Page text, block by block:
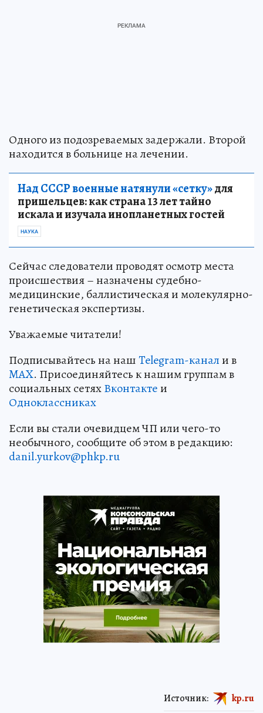
Одного из подозреваемых задержали. Второй
находится в больнице на лечении.
Над СССР военные натянули «сетку»для
пришельцев: как страна 13 лет тайно
искала и изучала инопланетных гостей
НАУКА
Сейчас следователи проводят осмотр места
происшествия – назначены судебно-
медицинские, баллистическая и молекулярно-
генетическая экспертизы.
Уважаемые читатели!
Подписывайтесь на нашTelegram-канали в
MAX. Присоединяйтесь к нашим группам в
социальных сетяхВконтактеи
Одноклассниках
Если вы стали очевидцем ЧП или чего-то
необычного, сообщите об этом в редакцию:
danil.yurkov@phkp.ru
Источник: kp.ru